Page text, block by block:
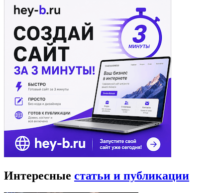
Интересные статьи и публикации